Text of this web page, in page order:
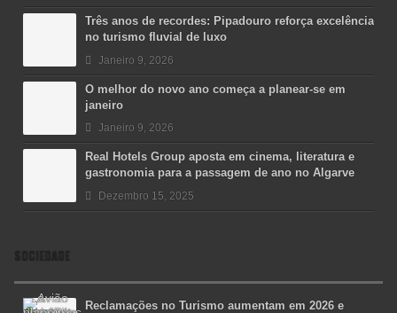
Três anos de recordes: Pipadouro reforça excelência
no turismo fluvial de luxo
Janeiro 9, 2026
O melhor do novo ano começa a planear-se em
janeiro
Janeiro 9, 2026
Real Hotels Group aposta em cinema, literatura e
gastronomia para a passagem de ano no Algarve
Dezembro 15, 2025
SOCIEDADE
Reclamações no Turismo aumentam em 2026 e